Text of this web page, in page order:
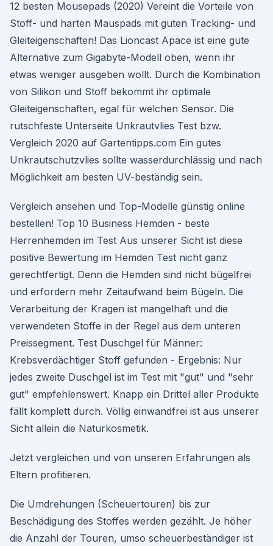
12 besten Mousepads (2020) Vereint die Vorteile von
Stoff- und harten Mauspads mit guten Tracking- und
Gleiteigenschaften! Das Lioncast Apace ist eine gute
Alternative zum Gigabyte-Modell oben, wenn ihr
etwas weniger ausgeben wollt. Durch die Kombination
von Silikon und Stoff bekommt ihr optimale
Gleiteigenschaften, egal für welchen Sensor. Die
rutschfeste Unterseite Unkrautvlies Test bzw.
Vergleich 2020 auf Gartentipps.com Ein gutes
Unkrautschutzvlies sollte wasserdurchlässig und nach
Möglichkeit am besten UV-beständig sein.
Vergleich ansehen und Top-Modelle günstig online
bestellen! Top 10 Business Hemden - beste
Herrenhemden im Test Aus unserer Sicht ist diese
positive Bewertung im Hemden Test nicht ganz
gerechtfertigt. Denn die Hemden sind nicht bügelfrei
und erfordern mehr Zeitaufwand beim Bügeln. Die
Verarbeitung der Kragen ist mangelhaft und die
verwendeten Stoffe in der Regel aus dem unteren
Preissegment. Test Duschgel für Männer:
Krebsverdächtiger Stoff gefunden - Ergebnis: Nur
jedes zweite Duschgel ist im Test mit "gut" und "sehr
gut" empfehlenswert. Knapp ein Drittel aller Produkte
fällt komplett durch. Völlig einwandfrei ist aus unserer
Sicht allein die Naturkosmetik.
Jetzt vergleichen und von unseren Erfahrungen als
Eltern profitieren.
Die Umdrehungen (Scheuertouren) bis zur
Beschädigung des Stoffes werden gezählt. Je höher
die Anzahl der Touren, umso scheuerbeständiger ist